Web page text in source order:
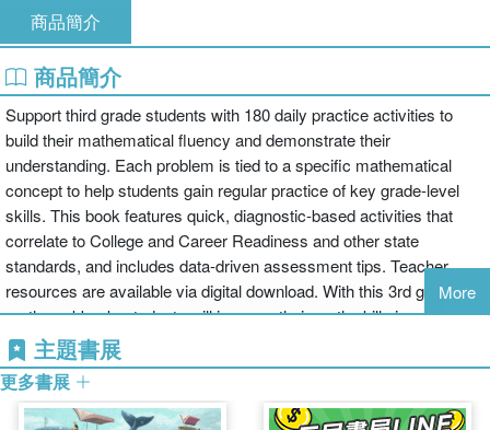
商品簡介
商品簡介
Support third grade students with 180 daily practice activities to
build their mathematical fluency and demonstrate their
understanding. Each problem is tied to a specific mathematical
concept to help students gain regular practice of key grade-level
skills. This book features quick, diagnostic-based activities that
correlate to College and Career Readiness and other state
standards, and includes data-driven assessment tips. Teacher
resources are available via digital download. With this 3rd grade
math workbook, students will improve their math skills in no time!
More
主題書展
更多書展